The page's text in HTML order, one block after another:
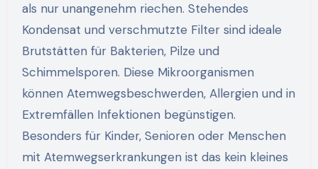
als nur unangenehm riechen. Stehendes
Kondensat und verschmutzte Filter sind ideale
Brutstätten für Bakterien, Pilze und
Schimmelsporen. Diese Mikroorganismen
können Atemwegsbeschwerden, Allergien und in
Extremfällen Infektionen begünstigen.
Besonders für Kinder, Senioren oder Menschen
mit Atemwegserkrankungen ist das kein kleines